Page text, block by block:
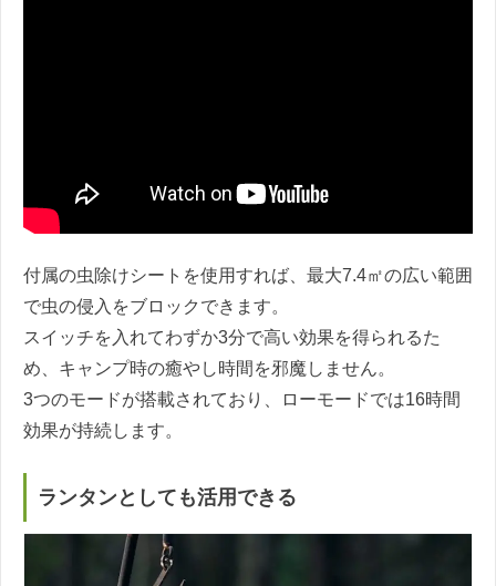
付属の虫除けシートを使用すれば、最大7.4㎡の広い範囲
で虫の侵入をブロックできます。
スイッチを入れてわずか3分で高い効果を得られるた
め、キャンプ時の癒やし時間を邪魔しません。
3つのモードが搭載されており、ローモードでは16時間
効果が持続します。
ランタンとしても活用できる